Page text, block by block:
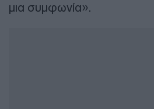
μια συμφωνία».